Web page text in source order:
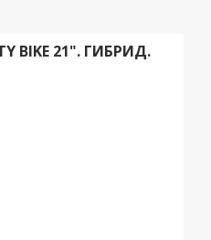
BIKE 21". ГИБРИД.